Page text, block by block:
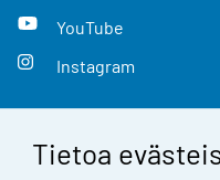
Tietoa
YouTube
Instagram
Yhteystiedot